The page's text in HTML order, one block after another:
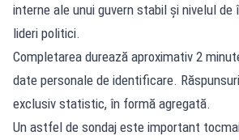
interne ale unui guvern stabil și nivelul de
lideri politici.
Completarea durează aproximativ 2
date personale de identificare.
exclusiv statistic, în formă agregată.
Un astfel de sondaj este important